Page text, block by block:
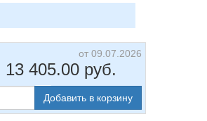
от 09.07.2026
13 405.00руб.
Добавить в корзину